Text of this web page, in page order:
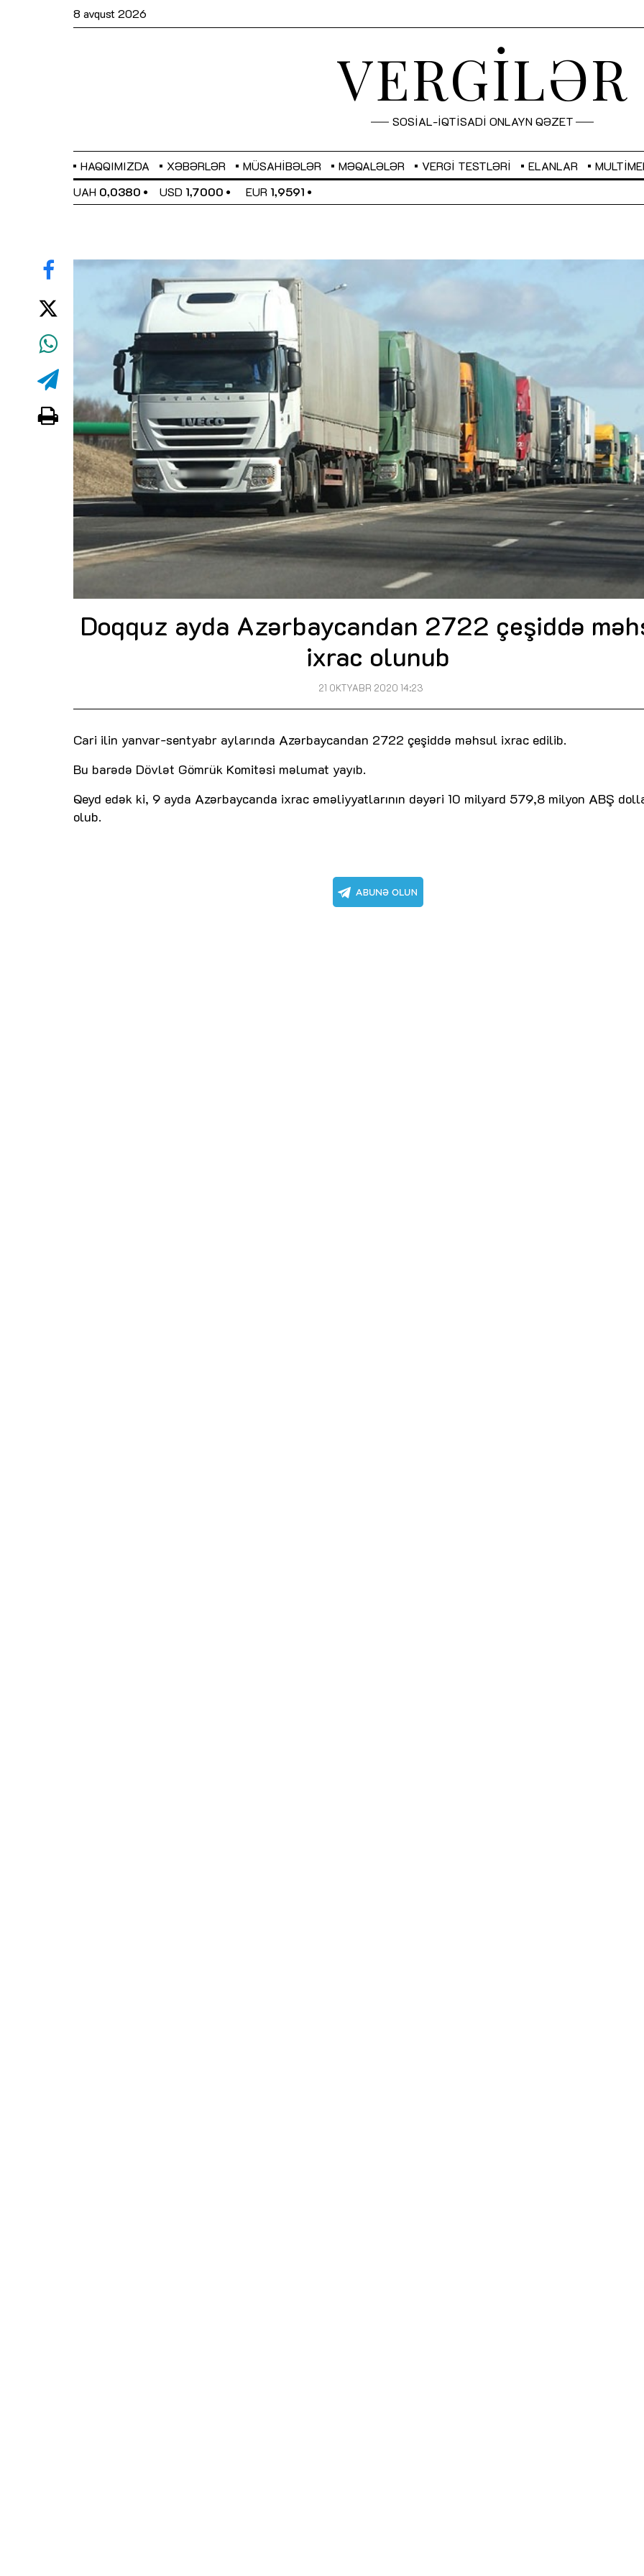
8 avqust 2026
VERGİLƏR
SOSİAL-İQTİSADİ ONLAYN QƏZET
HAQQIMIZDA XƏBƏRLƏR MÜSAHIBƏLƏR MƏQALƏLƏR VERGI TESTLƏRI ELANLAR
UAH 0,0380 USD 1,7000 EUR 1,9591
Doqquz ayda Azərbaycandan 2722 çeşiddə
ixrac olunub
21 OKTYABR 2020 14:23
Cari ilin yanvar-sentyabr aylarında Azərbaycandan 2722 çeşiddə məhsul ixrac edilib.
Bu barədə Dövlət Gömrük Komitəsi məlumat yayıb.
Qeyd edək ki, 9 ayda Azərbaycanda ixrac əməliyyatlarının dəyəri 10 milyard 579,8 milyon ABŞ
olub.
Sahibkarlıq fəaliyyəti üçün inklüziv
imkanlar yaradan vergi təşviqləri
Dünya iqtisadiyyatında vergi
siyasətinin imperativləriMƏQALƏ
Əvəz Quliyev: “Yumşaq keçid
sayəsində aparılmış islahatın nəticələri
qorunub saxlanılacaq”
MÜSAHİBƏ
Maliyyə planlaması prizmasında
büdcəyə baxışMƏQALƏ
Gülminə Məlikzadə: “Azərbaycan
Bacarıqlar Akseleratoru” ixtisaslaşmış
kadrların hazırlanmasını hədəfləyir”
MÜSAHİBƏ
Aytən Kərimova:
inklüziv iş mühiti
öyrənən komanda
MÜSAHİBƏ
Azərbaycanda dövlət-özəl
çərçivəsində həyata
layihəVİDEO
Aydın Hüseynov: “Əsrin
Azərbaycanın iqtisadi
təmin edən əsas
MÜSAHİBƏ